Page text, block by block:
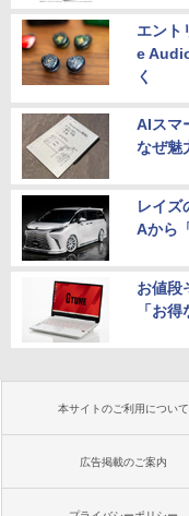
エント
e
く
AIスマ
なぜ魅
レイズ
Aから
お値段
「お
本サイトのご利用について
広告掲載のご案内